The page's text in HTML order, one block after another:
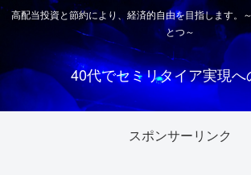
高配当投資と節約により、経済的自由を目指します
とつ～
40代でセミリタイア実現へ
スポンサーリンク